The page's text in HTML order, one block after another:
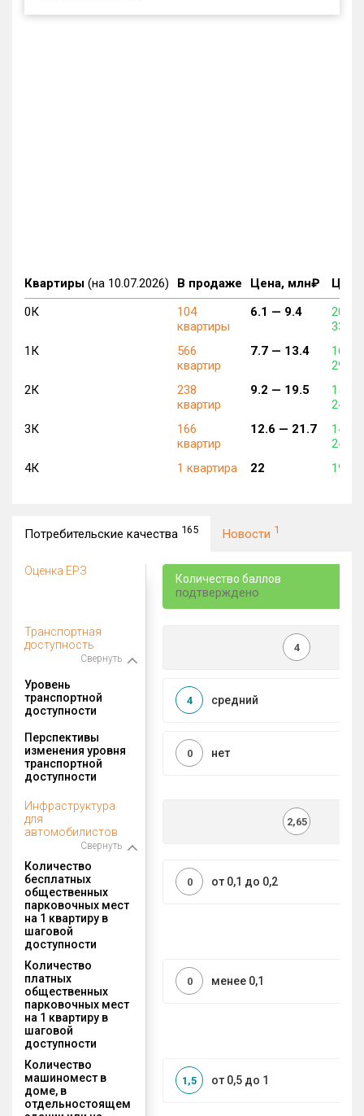
Квартиры (на 10.07.2026) В продаже Цена, млн₽
0К
104
квартиры
6.1 — 9.4
204
330
1К
566
квартир
7.7 — 13.4
162
296
2К
238
квартир
9.2 — 19.5
150
240
3К
166
квартир
12.6 — 21.7
144
247
4К
1 квартира 22 190
Потребительские качества 165 Новости 1
Оценка ЕРЗ
Количество баллов
подтверждено
Транспортная
доступность
Свернуть
4
Уровень
транспортной
доступности
средний
4
Перспективы
изменения уровня
транспортной
доступности
нет
0
Инфраструктура
для
автомобилистов
Свернуть
2,65
Количество
бесплатных
общественных
парковочных мест
на 1 квартиру в
шаговой
доступности
от 0,1 до 0,2
0
Количество
платных
общественных
парковочных мест
на 1 квартиру в
шаговой
доступности
менее 0,1
0
Количество
машиномест в
доме, в
отдельностоящем
от 0,5 до 1
1,5